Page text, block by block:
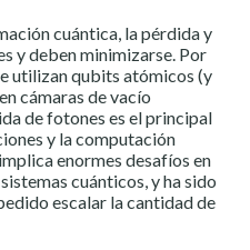
cuántica, la pérdida y
y deben minimizarse. Por
utilizan qubits atómicos (y
cámaras de vacío
de fotones es el principal
y la computación
enormes desafíos en
cuánticos, y ha sido
escalar la cantidad de